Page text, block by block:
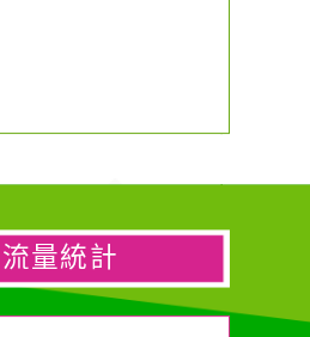
流量統計